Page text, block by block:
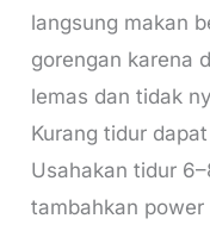
langsung makan
gorengan karena
lemas dan tidak
Kurang tidur
Usahakan tidur
tambahkan